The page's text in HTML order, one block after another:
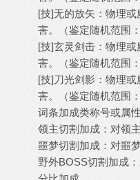
[技]无的放矢：物理
害。（鉴定随机范围：
[技]玄灵剑击：物理
害。（鉴定随机范围：
[技]刀光剑影：物理
害。（鉴定随机范围：
词条加成类称号或属性
领主切割加成：对领
噩梦切割加成：对噩
野外BOSS切割加成